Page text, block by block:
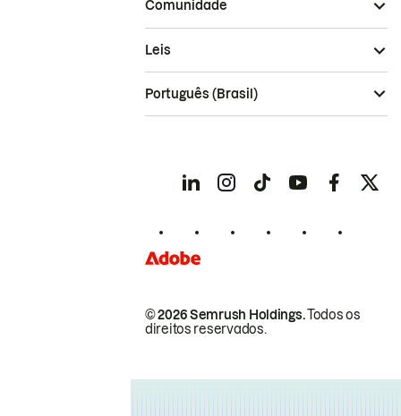
Comunidade
© 2026 Semrush Holdings.Todos os
direitos reservados.
Leis
Português (Brasil)